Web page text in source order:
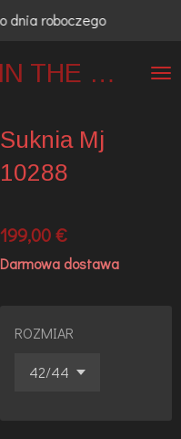
IN THE CITY
dnia roboczego
Suknia Mj
10288
199,00 €
Darmowa dostawa
ROZMIAR